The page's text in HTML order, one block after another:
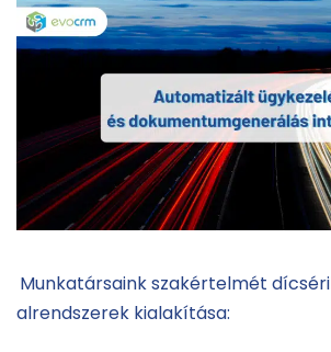
Munkatársaink szakértelmét
alrendszerek kialakítása: